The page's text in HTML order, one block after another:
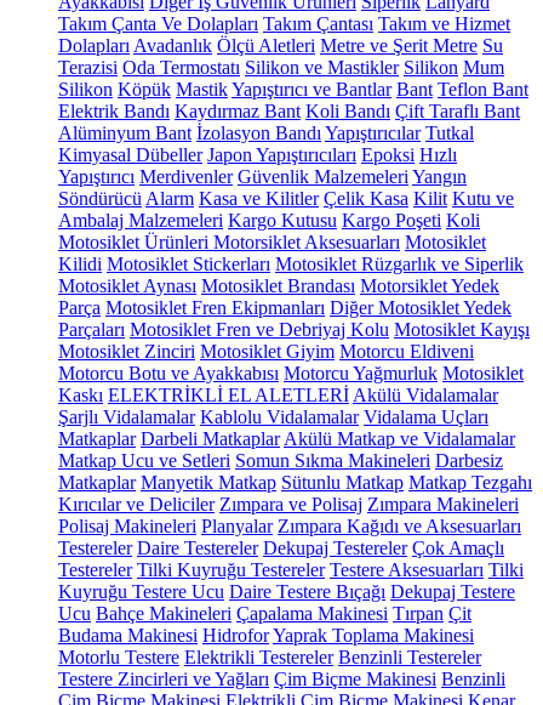
Takım Çanta Ve Dolapları Takım Çantası Takım ve Hizmet
Dolapları Avadanlık Ölçü Aletleri Metre ve Şerit Metre Su
Terazisi Oda Termostatı Silikon ve Mastikler Silikon Mum
Silikon Köpük MastikYapıştırıcı ve Bantlar Bant Teflon Bant
Elektrik Bandı Kaydırmaz Bant Koli Bandı Çift Taraflı Bant
Alüminyum Bant İzolasyon Bandı Yapıştırıcılar Tutkal
Kimyasal Dübeller Japon Yapıştırıcıları Epoksi Hızlı
Yapıştırıcı Merdivenler Güvenlik Malzemeleri Yangın
Söndürücü Alarm Kasa ve Kilitler Çelik Kasa Kilit Kutu ve
Ambalaj Malzemeleri Kargo Kutusu Kargo Poşeti Koli
Motosiklet Ürünleri Motorsiklet Aksesuarları Motosiklet
Kilidi Motosiklet Stickerları Motosiklet Rüzgarlık ve Siperlik
Motosiklet Aynası Motosiklet Brandası Motorsiklet Yedek
Parça Motosiklet Fren Ekipmanları Diğer Motosiklet Yedek
Parçaları Motosiklet Fren ve Debriyaj Kolu Motosiklet Kayışı
Motosiklet Zinciri Motosiklet Giyim Motorcu Eldiveni
Motorcu Botu ve Ayakkabısı Motorcu Yağmurluk Motosiklet
Kaskı ELEKTRİKLİ EL ALETLERİ Akülü Vidalamalar
Şarjlı Vidalamalar Kablolu Vidalamalar Vidalama Uçları
Matkaplar Darbeli Matkaplar Akülü Matkap ve Vidalamalar
Matkap Ucu ve Setleri Somun Sıkma Makineleri Darbesiz
Matkaplar Manyetik Matkap Sütunlu Matkap Matkap Tezgahı
Kırıcılar ve Deliciler Zımpara ve Polisaj Zımpara Makineleri
Polisaj Makineleri Planyalar Zımpara Kağıdı ve Aksesuarları
Testereler Daire Testereler Dekupaj Testereler Çok Amaçlı
Testereler Tilki Kuyruğu Testereler Testere Aksesuarları Tilki
Kuyruğu Testere Ucu Daire Testere Bıçağı Dekupaj Testere
Ucu Bahçe Makineleri Çapalama Makinesi Tırpan Çit
Budama Makinesi HidroforYaprak Toplama Makinesi
Motorlu Testere Elektrikli Testereler Benzinli Testereler
Testere Zincirleri ve Yağları Çim Biçme Makinesi Benzinli
Çim Biçme Makinesi Elektrikli Çim Biçme Makinesi Kenar